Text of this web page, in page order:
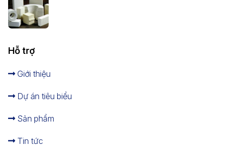
Hỗ trợ
Giới thiệu
Dự án tiêu biểu
Sản phẩm
Tin tức